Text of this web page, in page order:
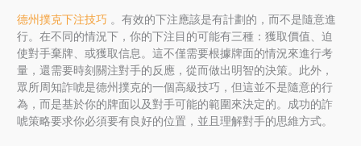
德州撲克下注技巧 。有效的下注應該是有計劃的，而不是隨意進
行。在不同的情況下，你的下注目的可能有三種：獲取價值、迫
使對手棄牌、或獲取信息。這不僅需要根據牌面的情況來進行考
量，還需要時刻關注對手的反應，從而做出明智的決策。此外，
眾所周知詐唬是德州撲克的一個高級技巧，但這並不是隨意的行
為，而是基於你的牌面以及對手可能的範圍來決定的。成功的詐
唬策略要求你必須要有良好的位置，並且理解對手的思維方式。